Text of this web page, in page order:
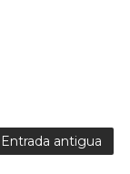
Entrada antigua